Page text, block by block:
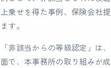
上乗せを得た事例、保険会社
ます。
「非該当からの等級認定」は
面で、本事務所の取り組みが